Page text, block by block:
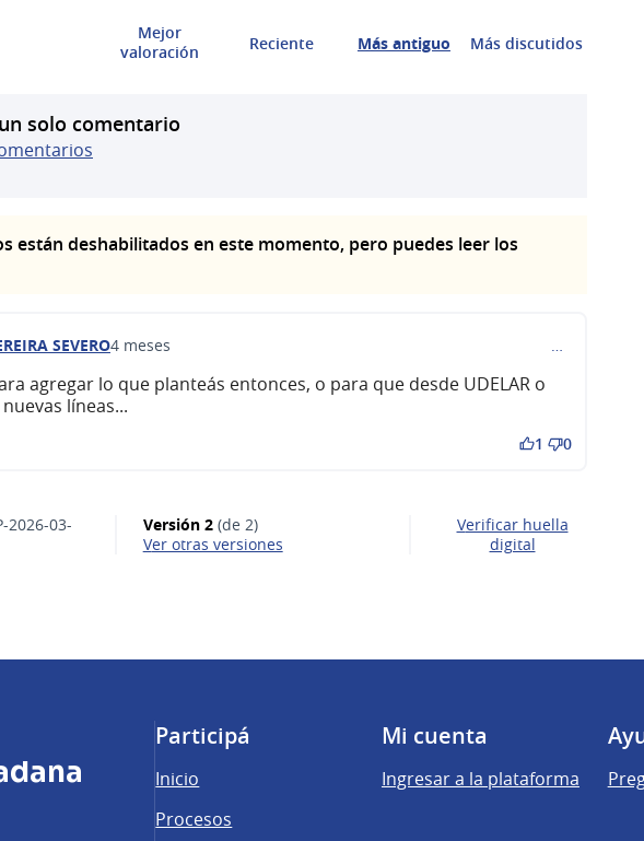
Mejor
valoración
Reciente Más antiguo Más discutidos
solo comentario
están deshabilitados en este momento, pero puedes leer los
al comentario 697)
SEVERO4 meses …
agregar lo que planteás entonces, o para que desde UDELAR o
líneas...
1 0
2026-03-
Versión 2(de 2)
ver otras versiones
Verificar huella
digital
Participá
Inicio
Procesos
Mi cuenta
Ingresar a la plataforma